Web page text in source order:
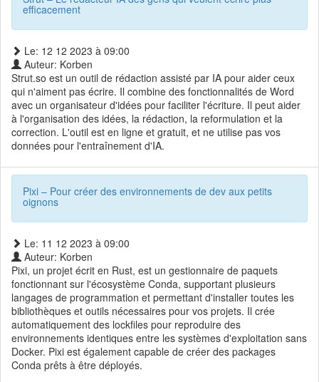
efficacement
Le: 12 12 2023 à 09:00
Auteur: Korben
Strut.so est un outil de rédaction assisté par IA pour aider ceux
qui n'aiment pas écrire. Il combine des fonctionnalités de Word
avec un organisateur d'idées pour faciliter l'écriture. Il peut aider
à l'organisation des idées, la rédaction, la reformulation et la
correction. L'outil est en ligne et gratuit, et ne utilise pas vos
données pour l'entraînement d'IA.
Pixi – Pour créer des environnements de dev aux petits
oignons
Le: 11 12 2023 à 09:00
Auteur: Korben
Pixi, un projet écrit en Rust, est un gestionnaire de paquets
fonctionnant sur l'écosystème Conda, supportant plusieurs
langages de programmation et permettant d'installer toutes les
bibliothèques et outils nécessaires pour vos projets. Il crée
automatiquement des lockfiles pour reproduire des
environnements identiques entre les systèmes d'exploitation sans
Docker. Pixi est également capable de créer des packages
Conda prêts à être déployés.